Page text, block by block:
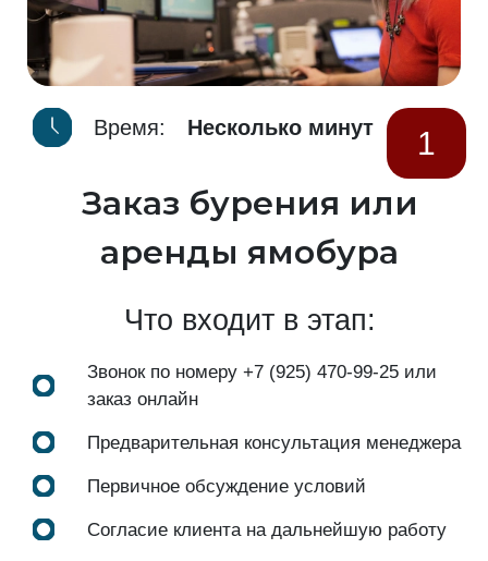
Время: Несколько минут 1
Заказ бурения или
аренды ямобура
Что входит в этап:
Звонок по номеру +7 (925) 470-99-25 или
заказ онлайн
Предварительная консультация менеджера
Первичное обсуждение условий
Согласие клиента на дальнейшую работу